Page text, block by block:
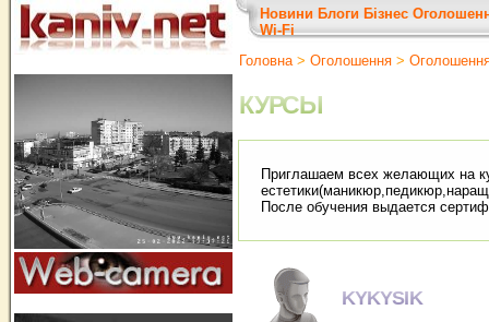
Новини Блоги Бізнес
Wi-Fi
Головна> Оголошення >
КУРСЫ
Приглашаем всех желающих на
После обучения выдается
KYKYSIK